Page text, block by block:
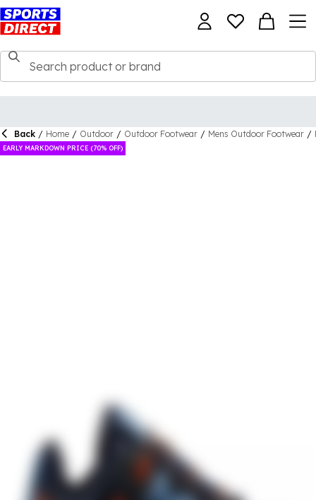
Back / Home / Outdoor / Outdoor Footwear / Mens Outdoor Footwear /
EARLY MARKDOWN PRICE (70% OFF)